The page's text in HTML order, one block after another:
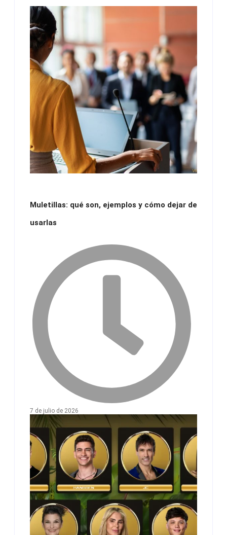
Muletillas: qué son, ejemplos y cómo dejar de
usarlas
7 de julio de 2026